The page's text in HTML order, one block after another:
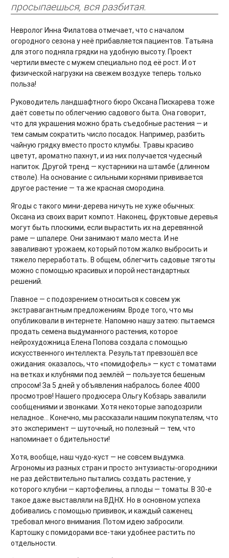
просыпаешься, вся разбитая.
Невролог Инна Филатова отмечает, что с началом
огородного сезона у неё прибавляется пациентов. Татьяна
для этого подняла грядки на удобную высоту. Проект
чертили вместе с мужем специально под её рост. И от
физической нагрузки на свежем воздухе теперь только
польза!
Руководитель ландшафтного бюро Оксана Пискарева тоже
даёт советы по облегчению садового быта. Она говорит,
что для украшения можно брать съедобные растения — и
тем самым сократить число посадок. Например, разбить
чайную грядку вместо просто клумбы. Травы красиво
цветут, ароматно пахнут, и из них получается чудесный
напиток. Другой тренд — кустарники на штамбе (длинном
стволе). На основание с сильными корнями прививается
другое растение — та же красная смородина.
Ягоды с такого мини-дерева ничуть не хуже обычных:
Оксана из своих варит компот. Наконец, фруктовые деревья
могут быть плоскими, если вырастить их на деревянной
раме — шпалере. Они занимают мало места. И не
заваливают урожаем, который потом жалко выбросить и
тяжело переработать. В общем, облегчить садовые тяготы
можно с помощью красивых и порой нестандартных
решений.
Главное — с подозрением относиться к совсем уж
экстравагантным предложениям. Вроде того, что мы
опубликовали в интернете. Напомню нашу затею: пытаемся
продать семена выдуманного растения, которое
нейрохудожница Елена Попова создала с помощью
искусственного интеллекта. Результат превзошёл все
ожидания: оказалось, что «помидофель» — куст с томатами
на ветках и клубнями под землёй — пользуется бешеным
спросом! За 5 дней у объявления набралось более 4000
просмотров! Нашего продюсера Ольгу Кобзарь завалили
сообщениями и звонками. Хотя некоторые заподозрили
неладное... Конечно, мы рассказали нашим покупателям, что
это эксперимент — шуточный, но полезный — тем, что
напоминает о бдительности!
Хотя, вообще, наш чудо-куст — не совсем выдумка.
Агрономы из разных стран и просто энтузиасты-огородники
не раз действительно пытались создать растение, у
которого клубни — картофелины, а плоды — томаты. В 30-е
такое даже выставляли на ВДНХ. Но в основном успеха
добивались с помощью прививок, и каждый саженец
требовал много внимания. Потом идею забросили.
Картошку с помидорами все-таки удобнее растить по
отдельности.